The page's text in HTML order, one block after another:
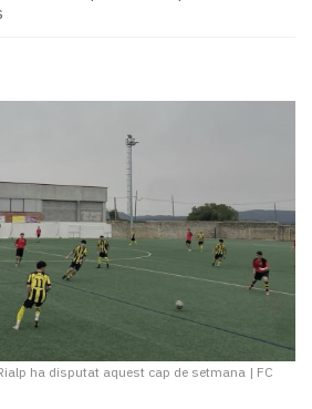
ha disputat aquest cap de setmana | FC